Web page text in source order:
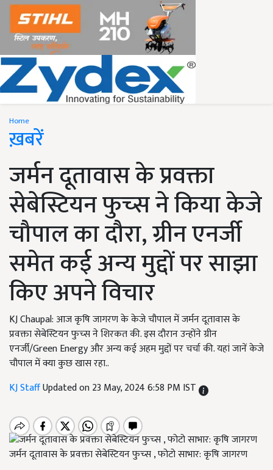
Home
ख़बरें
जर्मन दूतावास के प्रवक्ता
सेबेस्टियन फुच्स ने किया केजे
चौपाल का दौरा, ग्रीन एनर्जी
समेत कई अन्य मुद्दों पर साझा
किए अपने विचार
KJ Chaupal: आज कृषि जागरण के केजे चौपाल में जर्मन दूतावास के
प्रवक्ता सेबेस्टियन फुच्स ने शिरकत की. इस दौरान उन्होंने ग्रीन
एनर्जी/Green Energy और अन्य कई अहम मुद्दों पर चर्चा की. यहां जानें केजे
चौपाल में क्या कुछ खास रहा..
KJ StaffUpdated on 23 May, 2024 6:58 PM IST
जर्मन दूतावास के प्रवक्ता सेबेस्टियन फुच्स , फोटो साभार: कृषि जागरण